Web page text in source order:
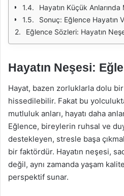
Hayatın Küçük
Sonuç: Eğlence Hayatın
Eğlence Sözleri: Hayatın
Hayatın Neşesi:
Hayat, bazen zorluklarla dolu
hissedilebilir. Fakat bu
mutluluk anları, hayatı daha
Eğlence, bireylerin ruhsal ve
destekleyen, stresle başa
bir faktördür. Hayatın neşesi,
değil, aynı zamanda yaşam
perspektif sunar.